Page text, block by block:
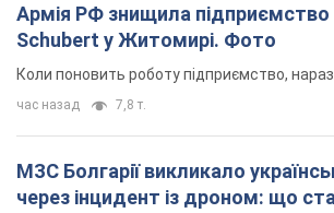
Армія РФ знищила підприємство
Schubert у Житомирі. Фото
Коли поновить роботу підприємство,
час назад 7,8 т.
МЗС Болгарії викликало
через інцидент із дроном: що